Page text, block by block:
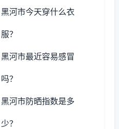
黑河市今天穿什么衣
服？
黑河市最近容易感冒
吗？
黑河市防晒指数是多
少？